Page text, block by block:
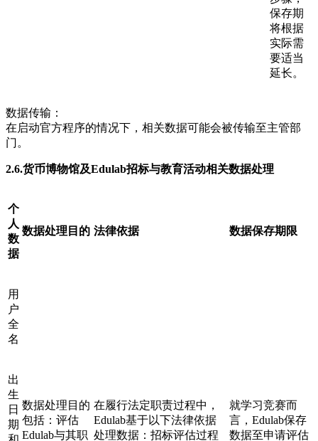
保存期
将根据
实际需
要适当
延长。
数据传输：
在启动官方程序的情况下，相关数据可能会被传输至主管部
门。
2.6.货币博物馆及Edulab招标与教育活动相关数据处理
个
人
数
据
数据处理目的 法律依据 数据保存期限
用
户
全
名
数据处理目的
包括：评估
Edulab与其职
在履行法定职责过程中，
Edulab基于以下法律依据
处理数据：招标评估过程
就学习竞赛而
言，Edulab保存
数据至申请评估
出
生
日
期